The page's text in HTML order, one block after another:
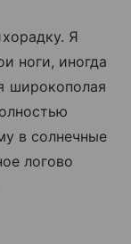
Я
ноги, иногда
широкополая
в солнечные
логово